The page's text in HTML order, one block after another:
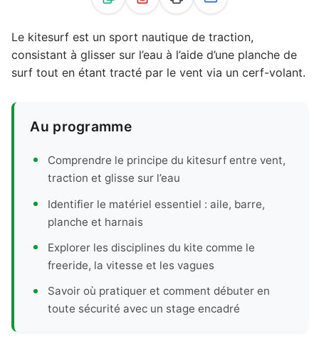
Le kitesurf est un sport nautique de traction,
consistant à glisser sur l’eau à l’aide d’une planche de
surf tout en étant tracté par le vent via un cerf-volant.
Au programme
Comprendre le principe du kitesurf entre vent,
traction et glisse sur l’eau
Identifier le matériel essentiel : aile, barre,
planche et harnais
Explorer les disciplines du kite comme le
freeride, la vitesse et les vagues
Savoir où pratiquer et comment débuter en
toute sécurité avec un stage encadré